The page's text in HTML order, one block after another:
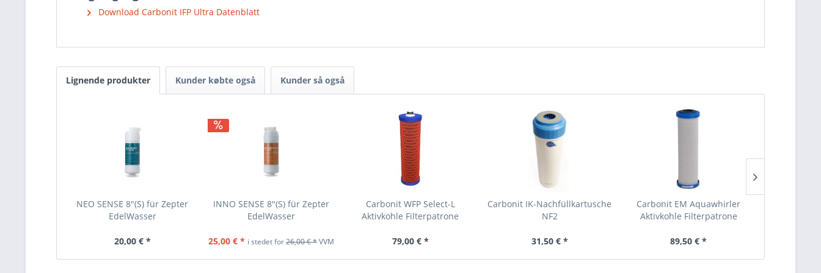
Download Carbonit IFP Ultra Datenblatt
Lignende produkter Kunder købte også Kunder så også
NEO SENSE 8"(S) für Zepter
EdelWasser
20,00 € *
INNO SENSE 8"(S) für Zepter
EdelWasser
25,00 € * i stedet for26,00 € *VVM
Carbonit WFP Select-L
Aktivkohle Filterpatrone
79,00 € *
Carbonit IK-Nachfüllkartusche
NF2
31,50 € *
Carbonit EM Aquawhirler
Aktivkohle Filterpatrone
89,50 € *